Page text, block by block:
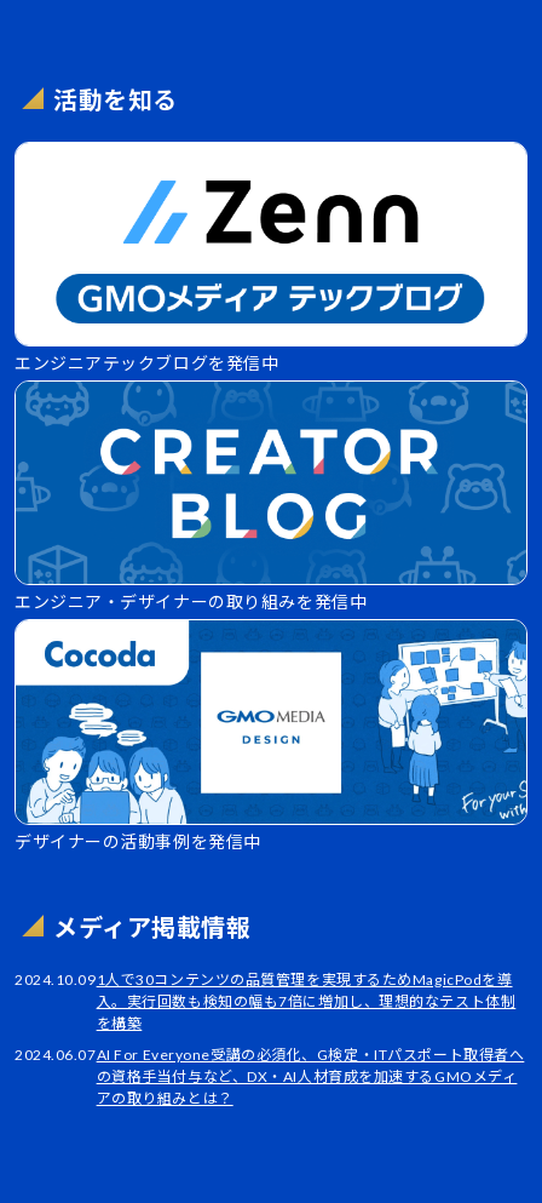
活動を知る
エンジニアテックブログを発信中
エンジニア・デザイナーの取り組みを発信中
デザイナーの活動事例を発信中
メディア掲載情報
2024.10.091人で30コンテンツの品質管理を実現するためMagicPodを導
入。実行回数も検知の幅も7倍に増加し、理想的なテスト体制
を構築
2024.06.07AI For Everyone受講の必須化、G検定・ITパスポート取得者へ
の資格手当付与など、DX・AI人材育成を加速するGMOメディ
アの取り組みとは？